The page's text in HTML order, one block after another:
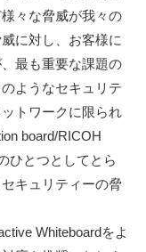
々な脅威が我々の
に対し、お客様に
最も重要な課題の
ようなセキュリテ
トワークに限られ
board/RICOH
ひとつとしてとら
キュリティーの脅
Whiteboardをよ